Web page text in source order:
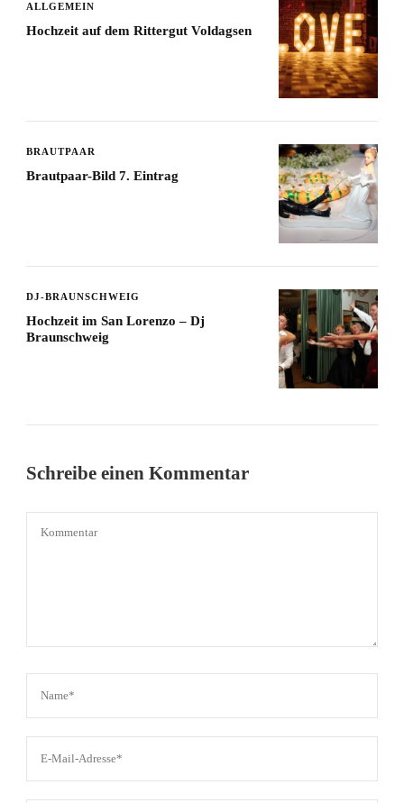
ALLGEMEIN
Hochzeit auf dem Rittergut Voldagsen
BRAUTPAAR
Brautpaar-Bild 7. Eintrag
DJ-BRAUNSCHWEIG
Hochzeit im San Lorenzo – Dj
Braunschweig
Schreibe einen Kommentar